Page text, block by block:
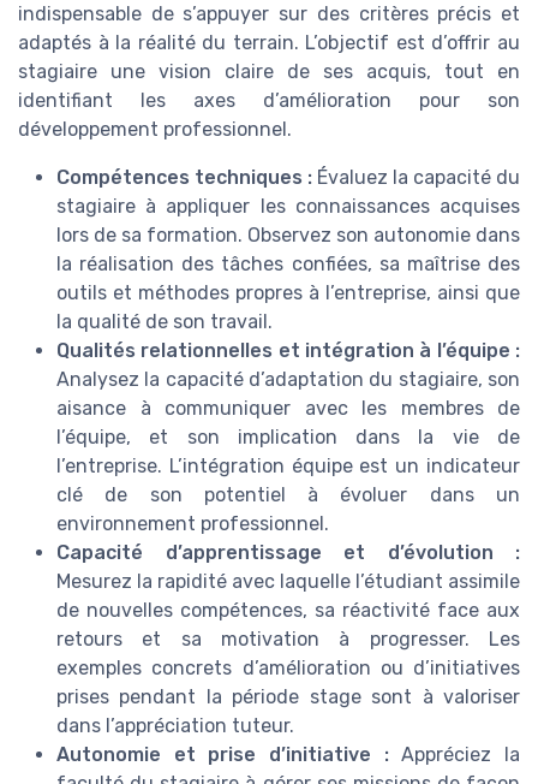
indispensable de s’appuyer sur des critères précis et
adaptés à la réalité du terrain. L’objectif est d’offrir au
stagiaire une vision claire de ses acquis, tout en
identifiant les axes d’amélioration pour son
développement professionnel.
Compétences techniques : Évaluez la capacité du
stagiaire à appliquer les connaissances acquises
lors de sa formation. Observez son autonomie dans
la réalisation des tâches confiées, sa maîtrise des
outils et méthodes propres à l’entreprise, ainsi que
la qualité de son travail.
Qualités relationnelles et intégration à l’équipe :
Analysez la capacité d’adaptation du stagiaire, son
aisance à communiquer avec les membres de
l’équipe, et son implication dans la vie de
l’entreprise. L’intégration équipe est un indicateur
clé de son potentiel à évoluer dans un
environnement professionnel.
Capacité d’apprentissage et d’évolution :
Mesurez la rapidité avec laquelle l’étudiant assimile
de nouvelles compétences, sa réactivité face aux
retours et sa motivation à progresser. Les
exemples concrets d’amélioration ou d’initiatives
prises pendant la période stage sont à valoriser
dans l’appréciation tuteur.
Autonomie et prise d’initiative :Appréciez la